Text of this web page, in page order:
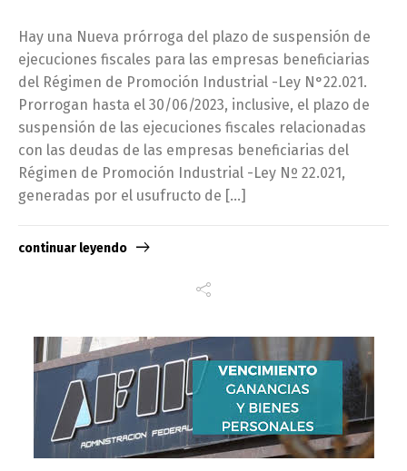
Hay una Nueva prórroga del plazo de suspensión de
ejecuciones fiscales para las empresas beneficiarias
del Régimen de Promoción Industrial -Ley N°22.021.
Prorrogan hasta el 30/06/2023, inclusive, el plazo de
suspensión de las ejecuciones fiscales relacionadas
con las deudas de las empresas beneficiarias del
Régimen de Promoción Industrial -Ley Nº 22.021,
generadas por el usufructo de […]
continuar leyendo